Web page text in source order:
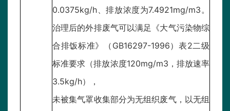
0.0375kg/h、排放浓度为7.4921mg/m3。
治理后的外排废气可以满足《大气污染物综
合排饭标准》（GB16297-1996）表2二级
标准要求（排放浓度120mg/m3，排放速率
3.5kg/h），
未被集气罩收集部分为无组织废气，以无组